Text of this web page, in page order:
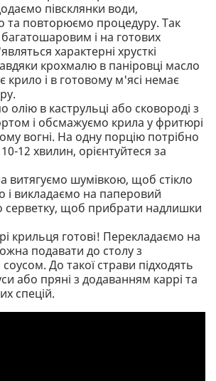
півсклянки води,
та повторюємо процедуру. Так
і на готових
характерні хрусткі
крохмалю в паніровці масло
крило і в готовому м'ясі немає
олію в каструльці або сковороді з
і обсмажуємо крила у фритюрі
вогні. На одну порцію потрібно
12 хвилин, орієнтуйтеся за
витягуємо шумівкою, щоб стікло
і викладаємо на паперовий
серветку, щоб прибрати надлишки
крильця готові! Перекладаємо на
подавати до столу з
До такої страви підходять
або пряні з додаванням каррі та
спецій.